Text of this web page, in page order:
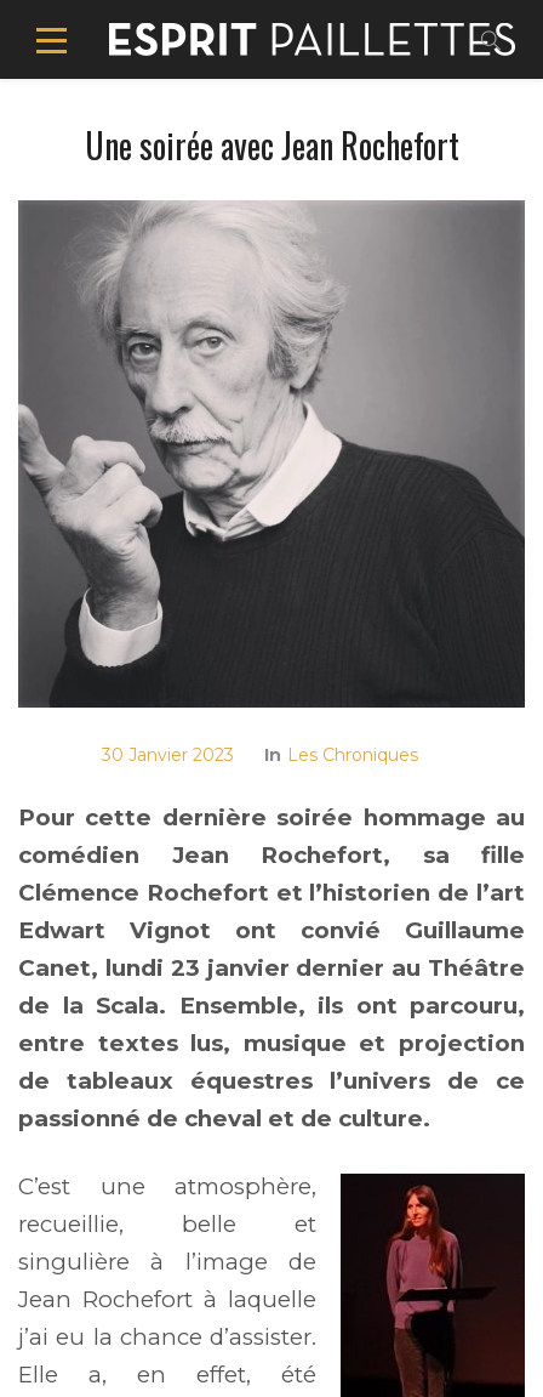
Une soirée avec Jean Rochefort
30 Janvier 2023 In Les Chroniques
Pour cette dernière soirée hommage au
comédien Jean Rochefort, sa fille
Clémence Rochefort et l’historien de l’art
Edwart Vignot ont convié Guillaume
Canet, lundi 23 janvier dernier au Théâtre
de la Scala. Ensemble, ils ont parcouru,
entre textes lus, musique et projection
de tableaux équestres l’univers de ce
passionné de cheval et de culture.
C’est une atmosphère,
recueillie, belle et
singulière à l’image de
Jean Rochefort à laquelle
j’ai eu la chance d’assister.
Elle a, en effet, été